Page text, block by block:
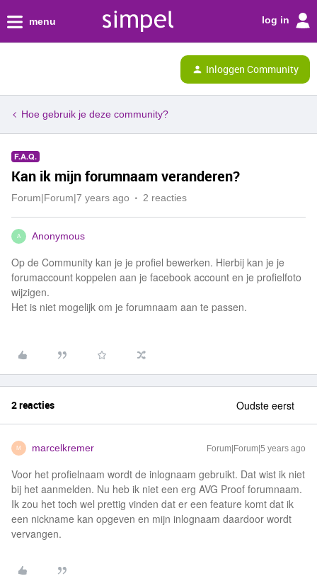
menu log in
Inloggen Community
Hoe gebruik je deze community?
F.A.Q.
Kan ik mijn forumnaam veranderen?
Forum|Forum|7 years ago 2 reacties
A Anonymous
Op de Community kan je je profiel bewerken. Hierbij kan je je
forumaccount koppelen aan je facebook account en je profielfoto
wijzigen.
Het is niet mogelijk om je forumnaam aan te passen.
2 reacties Oudste eerst
M marcelkremer Forum|Forum|5 years ago
Voor het profielnaam wordt de inlognaam gebruikt. Dat wist ik niet
bij het aanmelden. Nu heb ik niet een erg AVG Proof forumnaam.
Ik zou het toch wel prettig vinden dat er een feature komt dat ik
een nickname kan opgeven en mijn inlognaam daardoor wordt
vervangen.